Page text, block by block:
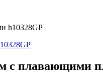
h10328GP
плавающими